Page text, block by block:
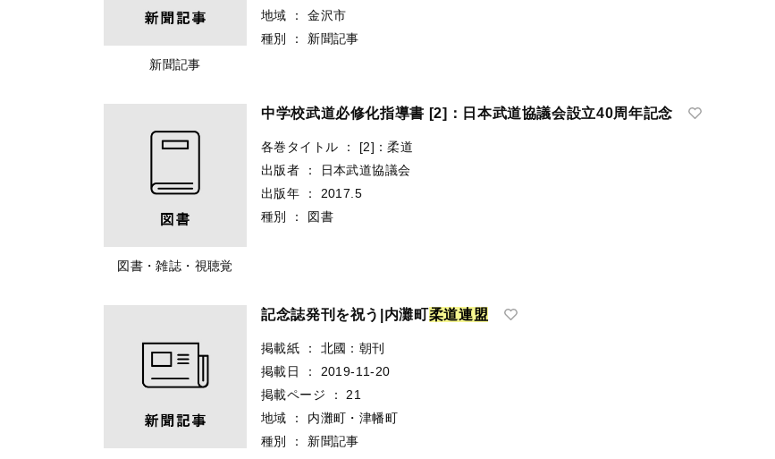
新聞記事
地域
：
金沢市
種別
： 新聞記事
図書・雑誌・視聴覚
中学校武道必修化指導書 [2]：日本武道協議会設立40周年記念
各巻タイトル ：
[2]：柔道
出版者
：
日本武道協議会
出版年
：
2017.5
種別
： 図書
記念誌発刊を祝う|内灘町柔道連盟
掲載紙 ：
北國：朝刊
掲載日
：
2019-11-20
掲載ページ
：
21
地域
：
内灘町・津幡町
種別
： 新聞記事